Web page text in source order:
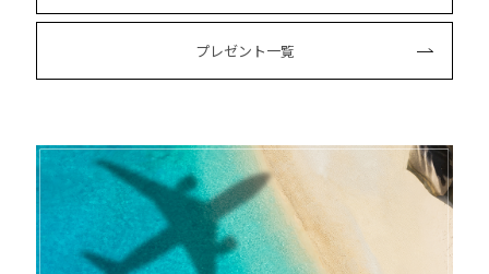
プレゼント一覧